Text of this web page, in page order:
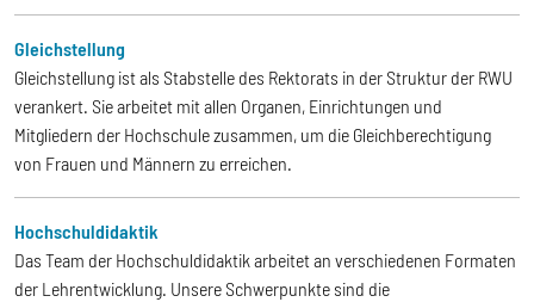
Gleichstellung
Gleichstellung ist als Stabstelle des Rektorats in der Struktur der RWU
verankert. Sie arbeitet mit allen Organen, Einrichtungen und
Mitgliedern der Hochschule zusammen, um die Gleichberechtigung
von Frauen und Männern zu erreichen.
Hochschuldidaktik
Das Team der Hochschuldidaktik arbeitet an verschiedenen Formaten
der Lehrentwicklung. Unsere Schwerpunkte sind die